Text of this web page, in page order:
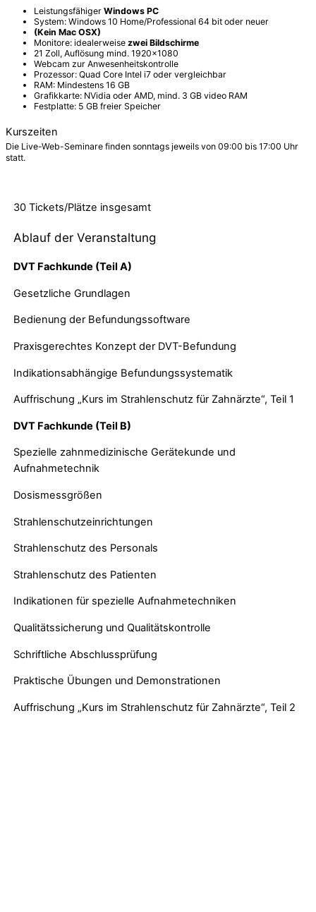
Leistungsfähiger Windows PC
System: Windows 10 Home/Professional 64 bit oder neuer
(Kein Mac OSX)
Monitore: idealerweise zwei Bildschirme
21 Zoll, Auflösung mind. 1920x1080
Webcam zur Anwesenheitskontrolle
Prozessor: Quad Core Intel i7 oder vergleichbar
RAM: Mindestens 16 GB
Grafikkarte: NVidia oder AMD, mind. 3 GB video RAM
Festplatte: 5 GB freier Speicher
Kurszeiten
Die Live-Web-Seminare finden sonntags jeweils von 09:00 bis 17:00 Uhr
statt.
30 Tickets/Plätze insgesamt
Ablauf der Veranstaltung
DVT Fachkunde (Teil A)
Gesetzliche Grundlagen
Bedienung der Befundungssoftware
Praxisgerechtes Konzept der DVT-Befundung
Indikationsabhängige Befundungssystematik
Auffrischung „Kurs im Strahlenschutz für Zahnärzte“, Teil 1
DVT Fachkunde (Teil B)
Spezielle zahnmedizinische Gerätekunde und
Aufnahmetechnik
Dosismessgrößen
Strahlenschutzeinrichtungen
Strahlenschutz des Personals
Strahlenschutz des Patienten
Indikationen für spezielle Aufnahmetechniken
Qualitätssicherung und Qualitätskontrolle
Schriftliche Abschlussprüfung
Praktische Übungen und Demonstrationen
Auffrischung „Kurs im Strahlenschutz für Zahnärzte“, Teil 2